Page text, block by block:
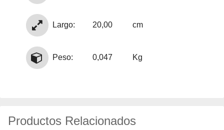
Largo: 20,00 cm
Peso: 0,047 Kg
Productos Relacionados